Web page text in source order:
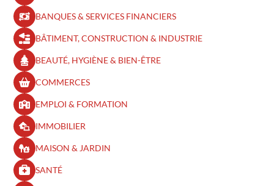
BANQUES & SERVICES FINANCIERS
BÂTIMENT, CONSTRUCTION & INDUSTRIE
BEAUTÉ, HYGIÈNE & BIEN-ÊTRE​
COMMERCES
EMPLOI & FORMATION
IMMOBILIER
MAISON & JARDIN
SANTÉ